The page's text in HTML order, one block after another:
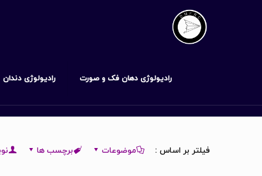
رادیولوژی دهان فک و صورت رادیولوژی دندان
فیلتر بر اساس : موضوعات برچسب ها